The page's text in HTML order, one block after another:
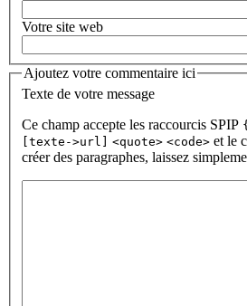
Votre site web
Ajoutez votre commentaire ici
Texte de votre message
Ce champ accepte les raccourcis SPIP
[texte->url]
<quote> <code> et le
créer des paragraphes, laissez